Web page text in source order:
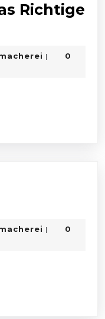
Richtige
Uhrmacherei
|
0
Uhrmacherei
|
0